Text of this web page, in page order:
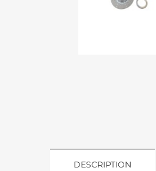
DESCRIPTION